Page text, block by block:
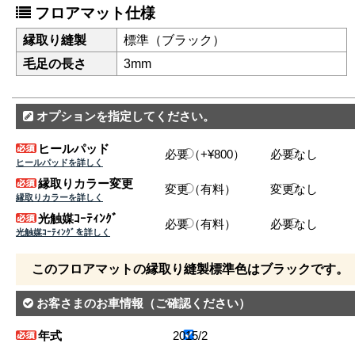
フロアマット仕様
縁取り縫製
標準（ブラック）
毛足の長さ
3mm
オプションを指定してください。
ヒールパッド
ヒールパッドを詳しく
必要（+¥800） 必要なし
縁取りカラー変更
縁取りカラーを詳しく
変更（有料） 変更なし
光触媒ｺｰﾃｨﾝｸﾞ
光触媒ｺｰﾃｨﾝｸﾞを詳しく
必要（有料） 必要なし
このフロアマットの縁取り縫製標準色はブラックです。
お客さまのお車情報 （ご確認ください）
年式
2015/2